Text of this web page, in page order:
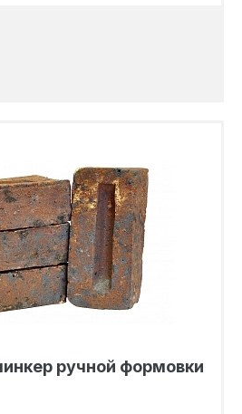
ручной формовки